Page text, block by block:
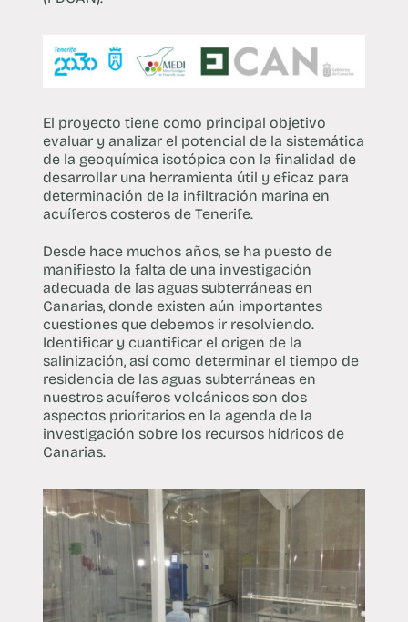
El proyecto tiene como principal objetivo
evaluar y analizar el potencial de la sistemática
de la geoquímica isotópica con la finalidad de
desarrollar una herramienta útil y eficaz para
determinación de la infiltración marina en
acuíferos costeros de Tenerife.
Desde hace muchos años, se ha puesto de
manifiesto la falta de una investigación
adecuada de las aguas subterráneas en
Canarias, donde existen aún importantes
cuestiones que debemos ir resolviendo.
Identificar y cuantificar el origen de la
salinización, así como determinar el tiempo de
residencia de las aguas subterráneas en
nuestros acuíferos volcánicos son dos
aspectos prioritarios en la agenda de la
investigación sobre los recursos hídricos de
Canarias.